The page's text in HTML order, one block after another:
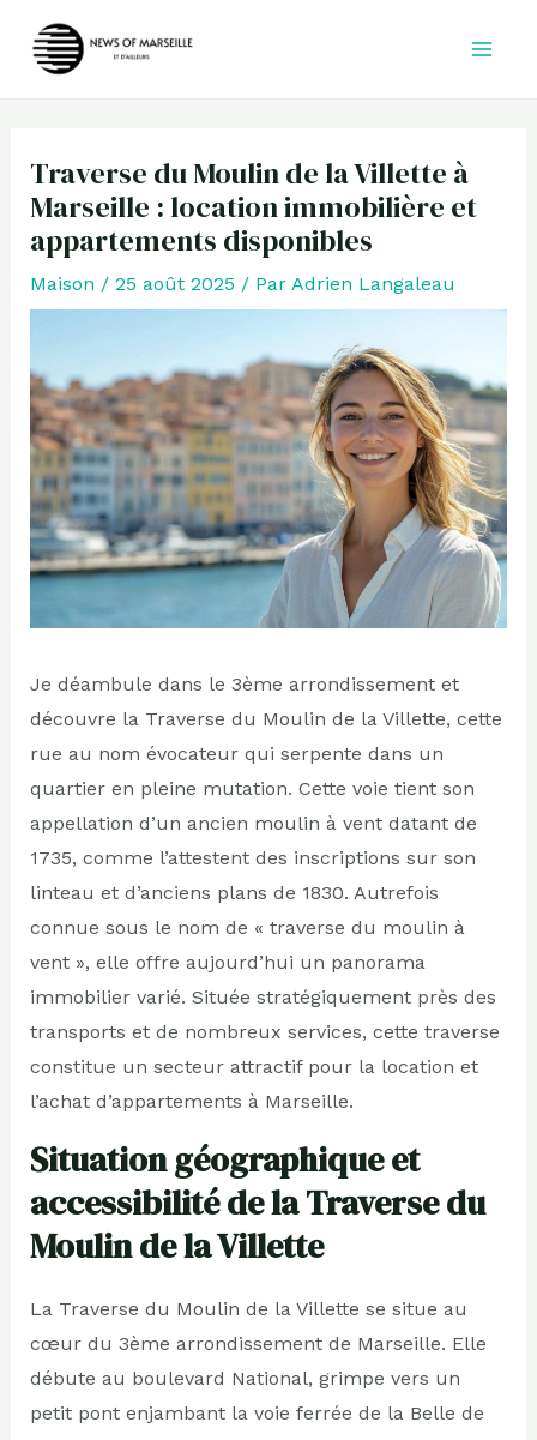
Traverse du Moulin de la Villette à
Marseille : location immobilière et
appartements disponibles
Maison / 25 août 2025 / Par Adrien Langaleau
Je déambule dans le 3ème arrondissement et
découvre la Traverse du Moulin de la Villette, cette
rue au nom évocateur qui serpente dans un
quartier en pleine mutation. Cette voie tient son
appellation d’un ancien moulin à vent datant de
1735, comme l’attestent des inscriptions sur son
linteau et d’anciens plans de 1830. Autrefois
connue sous le nom de « traverse du moulin à
vent », elle offre aujourd’hui un panorama
immobilier varié. Située stratégiquement près des
transports et de nombreux services, cette traverse
constitue un secteur attractif pour la location et
l’achat d’appartements à Marseille.
Situation géographique et
accessibilité de la Traverse du
Moulin de la Villette
La Traverse du Moulin de la Villette se situe au
cœur du 3ème arrondissement de Marseille. Elle
débute au boulevard National, grimpe vers un
petit pont enjambant la voie ferrée de la Belle de